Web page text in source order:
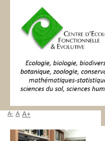
A- A A+